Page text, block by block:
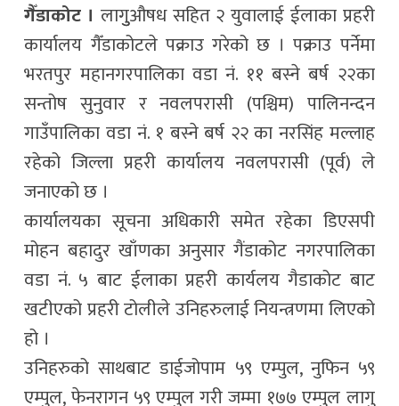
गैँडाकोट । लागुुऔषध सहित २ युवालाई ईलाका प्रहरी
कार्यालय गैँडाकोटले पक्राउ गरेको छ । पक्राउ पर्नेमा
भरतपुर महानगरपालिका वडा नं. ११ बस्ने बर्ष २२का
सन्तोष सुनुवार र नवलपरासी (पश्चिम) पालिनन्दन
गाउँपालिका वडा नं. १ बस्ने बर्ष २२ का नरसिंह मल्लाह
रहेको जिल्ला प्रहरी कार्यालय नवलपरासी (पूर्व) ले
जनाएको छ ।
कार्यालयका सूचना अधिकारी समेत रहेका डिएसपी
मोहन बहादुर खाँणका अनुसार गैंडाकोट नगरपालिका
वडा नं. ५ बाट ईलाका प्रहरी कार्यलय गैडाकोट बाट
खटीएको प्रहरी टोलीले उनिहरुलाई नियन्त्रणमा लिएको
हो ।
उनिहरुको साथबाट डाईजोपाम ५९ एम्पुल, नुफिन ५९
एम्पुल, फेनरागन ५९ एम्पुल गरी जम्मा १७७ एम्पुल लागु